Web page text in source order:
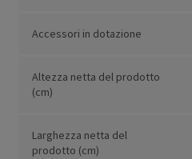
Accessori in dotazione
Altezza netta del prodotto
(cm)
Larghezza netta del
prodotto (cm)